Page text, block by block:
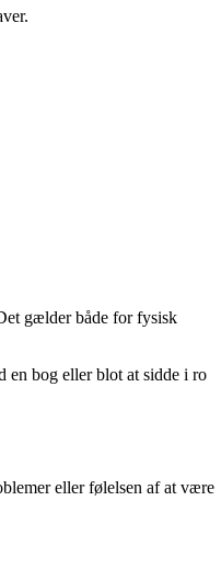
gælder både for fysisk
en bog eller blot at sidde i ro
eller følelsen af at være